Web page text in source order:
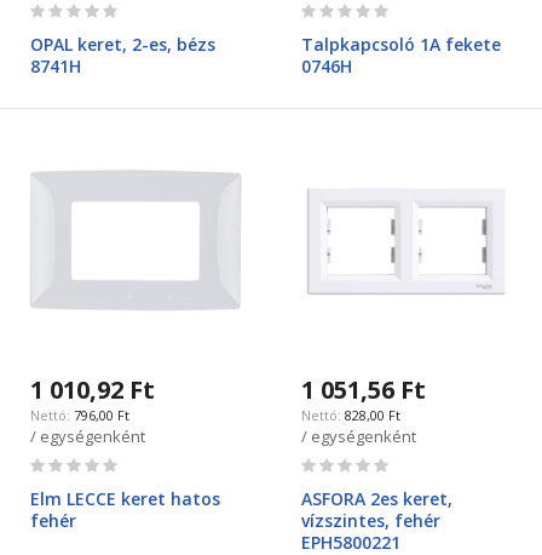
OPAL keret, 2-es, bézs
8741H
Talpkapcsoló 1A fekete
0746H
1 010,92 Ft
796,00 Ft
/ egységenként
Rating:
Elm LECCE keret hatos
fehér
1 051,56 Ft
828,00 Ft
/ egységenként
Rating:
ASFORA 2es keret,
vízszintes, fehér
EPH5800221